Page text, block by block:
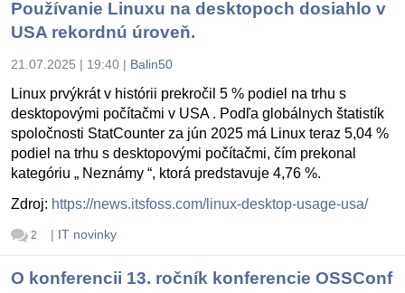
Používanie Linuxu na desktopoch dosiahlo v
USA rekordnú úroveň.
21.07.2025 | 19:40 | Balin50
Linux prvýkrát v histórii prekročil 5 % podiel na trhu s
desktopovými počítačmi v USA . Podľa globálnych štatistík
spoločnosti StatCounter za jún 2025 má Linux teraz 5,04 %
podiel na trhu s desktopovými počítačmi, čím prekonal
kategóriu „ Neznámy “, ktorá predstavuje 4,76 %.
Zdroj: https://news.itsfoss.com/linux-desktop-usage-usa/
2 | IT novinky
O konferencii 13. ročník konferencie OSSConf